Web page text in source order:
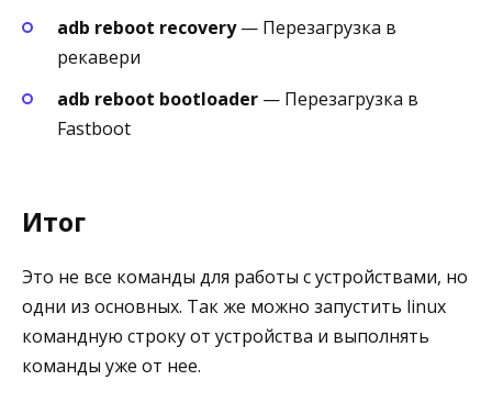
adb reboot recovery— Перезагрузка в
рекавери
adb reboot bootloader — Перезагрузка в
Fastboot
Итог
Это не все команды для работы с устройствами, но
одни из основных. Так же можно запустить linux
командную строку от устройства и выполнять
команды уже от нее.